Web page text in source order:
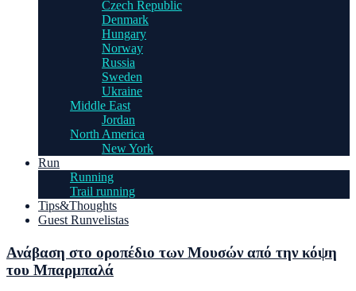
Czech Republic
Denmark
Hungary
Norway
Russia
Sweden
Ukraine
Middle East
Jordan
North America
New York
Run
Running
Trail running
Tips&Thoughts
Guest Runvelistas
Ανάβαση στο οροπέδιο των Μουσών από την κόψη
του Μπαρμπαλά